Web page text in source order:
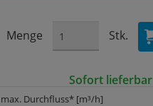
Menge Stk.
Sofort lieferbar
max. Durchfluss* [m³/h]